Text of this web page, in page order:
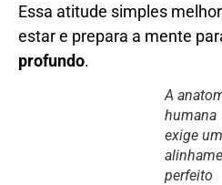
Essa atitude simples
estar e prepara a mente
profundo.
A
humana
exige um
perfeito